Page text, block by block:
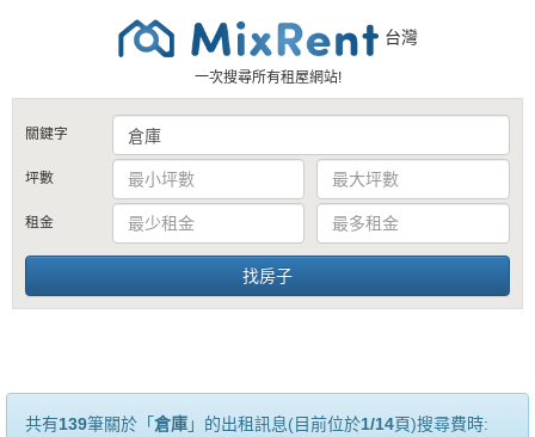
台灣
一次搜尋所有租屋網站!
關鍵字
坪數
租金
共有139筆關於「 倉庫」的出租訊息(目前位於1/14頁)搜尋費時: